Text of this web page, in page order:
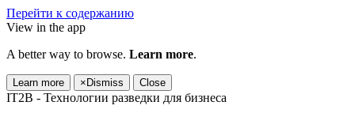
Перейти к содержанию
View in the app
A better way to browse. Learn more.
Learn more × Dismiss Close
IT2B - Технологии разведки для бизнеса